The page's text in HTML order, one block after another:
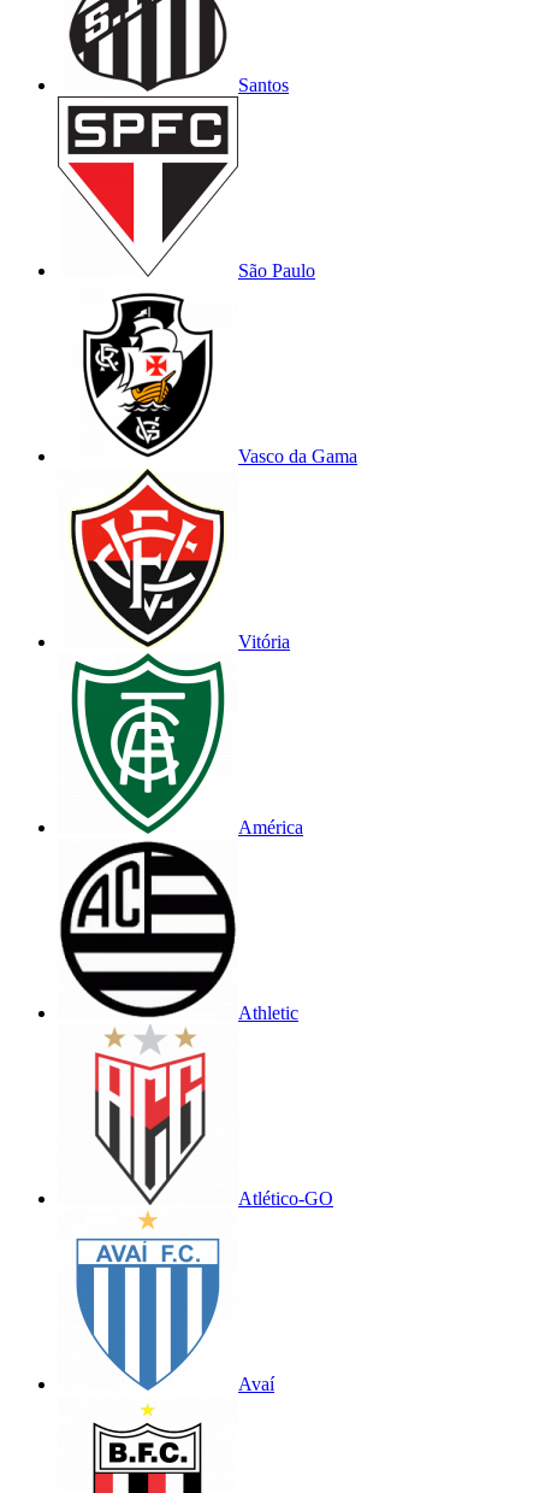
Santos
São Paulo
Vasco da Gama
Vitória
América
Athletic
Atlético-GO
Avaí